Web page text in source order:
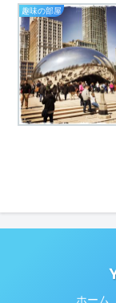
趣味の部屋
ホーム